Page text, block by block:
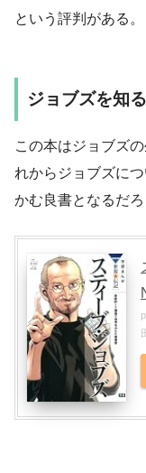
という評判がある。
ジョブズを知
この本はジョブズ
れからジョブズに
かむ良書となるだろ